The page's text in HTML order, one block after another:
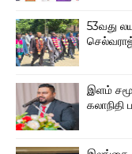
53வது
செல்வராஜ்
இளம்
கலாநிதி